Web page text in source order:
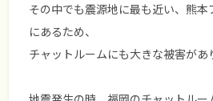
その中でも震源地に最も近い、熊
にあるため、
チャットルームにも大きな被害があ